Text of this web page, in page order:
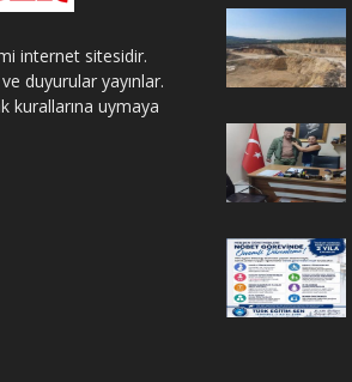
internet sitesidir.
duyurular yayınlar.
kurallarına uymaya